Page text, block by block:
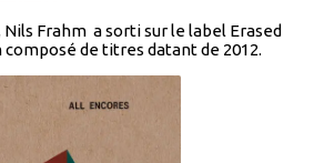
Nils Frahm a sorti sur le label Erased
composé de titres datant de 2012.